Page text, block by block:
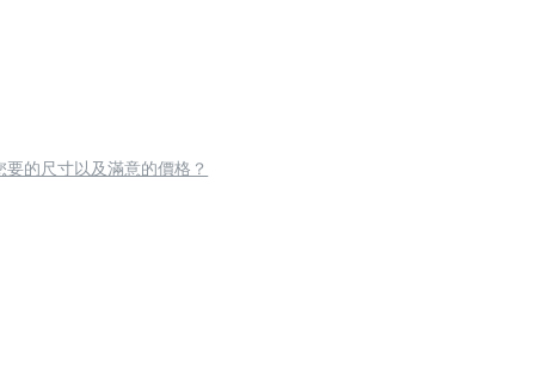
要的尺寸以及滿意的價格？